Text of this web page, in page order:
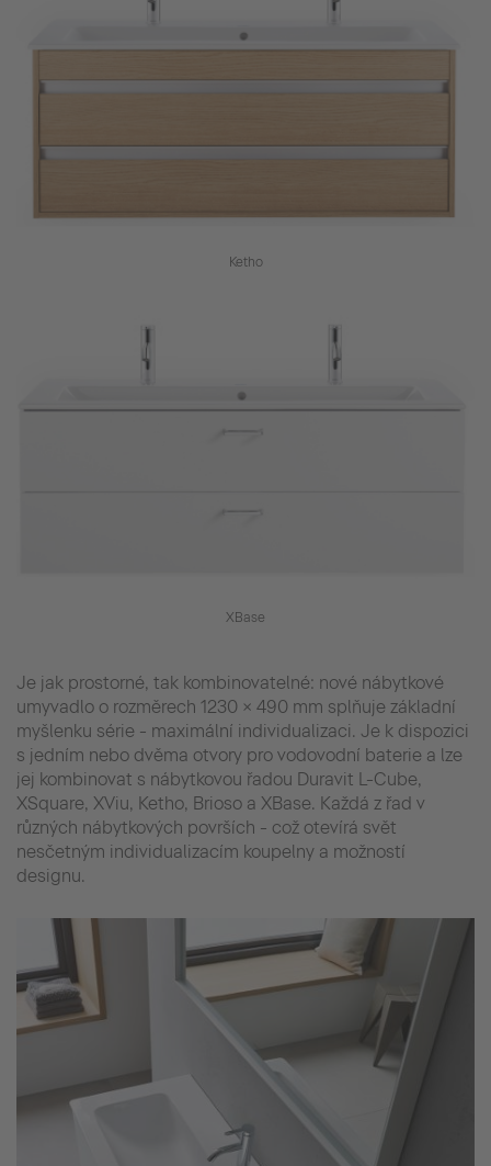
Ketho
XBase
Je jak prostorné, tak kombinovatelné: nové nábytkové
umyvadlo o rozměrech 1230 × 490 mm splňuje základní
myšlenku série - maximální individualizaci. Je k dispozici
s jedním nebo dvěma otvory pro vodovodní baterie a lze
jej kombinovat s nábytkovou řadou Duravit L-Cube,
XSquare, XViu, Ketho, Brioso a XBase. Každá z řad v
různých nábytkových površích - což otevírá svět
nesčetným individualizacím koupelny a možností
designu.